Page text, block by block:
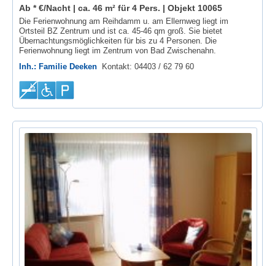
Ab * €/Nacht | ca. 46 m² für 4 Pers. | Objekt 10065
Die Ferienwohnung am Reihdamm u. am Ellernweg liegt im
Ortsteil BZ Zentrum und ist ca. 45-46 qm groß. Sie bietet
Übernachtungsmöglichkeiten für bis zu 4 Personen. Die
Ferienwohnung liegt im Zentrum von Bad Zwischenahn.
Inh.: Familie Deeken
Kontakt: 04403 / 62 79 60